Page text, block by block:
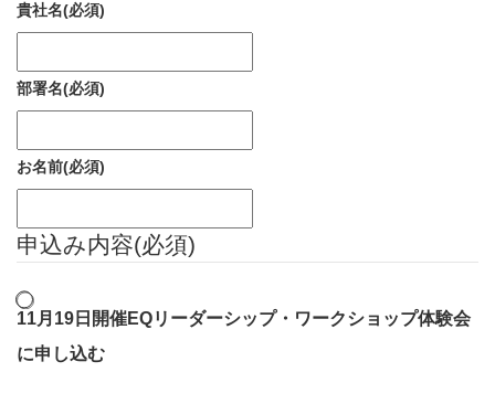
貴社名(必須)
部署名(必須)
お名前(必須)
申込み内容(必須)
11月19日開催EQリーダーシップ・ワークショップ体験会
に申し込む